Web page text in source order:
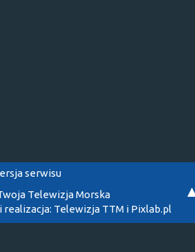
serwisu
Telewizja Morska
realizacja: Telewizja TTM i Pixlab.pl